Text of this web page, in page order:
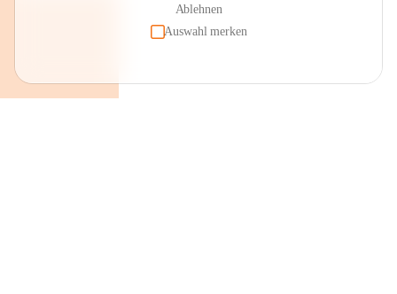
Ablehnen
Auswahl merken